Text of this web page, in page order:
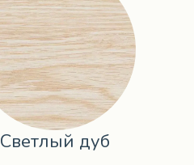
Светлый дуб